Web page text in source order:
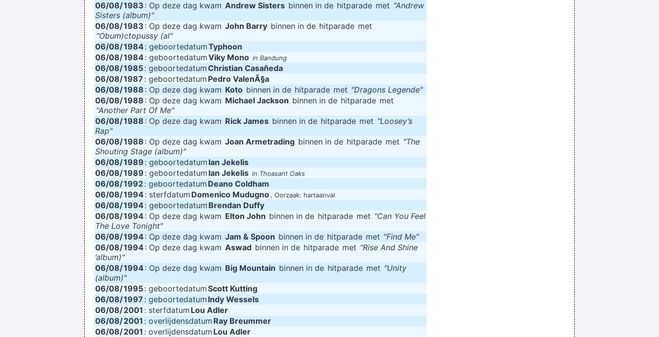
06/08/1983 : Op deze dag kwam Andrew Sisters binnen in de hitparade met "Andrew
Sisters (album)"
06/08/1983 : Op deze dag kwam John Barry binnen in de hitparade met
"Obum)ctopussy (al"
06/08/1984 : geboortedatumTyphoon
06/08/1984: geboortedatumViky Mono in Bandung
06/08/1985: geboortedatumChristian Casañeda
06/08/1987 : geboortedatum Pedro ValenÃ§a
06/08/1988 : Op deze dag kwam Koto binnen in de hitparade met "Dragons Legende"
06/08/1988 : Op deze dag kwam Michael Jackson binnen in de hitparade met
"Another Part Of Me"
06/08/1988 : Op deze dag kwam Rick James binnen in de hitparade met "Loosey’s
Rap"
06/08/1988 : Op deze dag kwam Joan Armetrading binnen in de hitparade met "The
Shouting Stage (album)"
06/08/1989 : geboortedatum Ian Jekelis
06/08/1989 : geboortedatum Ian Jekelis in Thoasant Oaks
06/08/1992: geboortedatum Deano Coldham
06/08/1994: sterfdatum Domenico Mudugno. Oorzaak: hartaanval
06/08/1994 : geboortedatum Brendan Duffy
06/08/1994: Op deze dag kwam Elton John binnen in de hitparade met "Can You Feel
The Love Tonight"
06/08/1994 : Op deze dag kwam Jam & Spoon binnen in de hitparade met "Find Me"
06/08/1994: Op deze dag kwam Aswad binnen in de hitparade met "Rise And Shine
’album)"
06/08/1994 : Op deze dag kwam Big Mountain binnen in de hitparade met "Unity
(album)"
06/08/1995: geboortedatumScott Kutting
06/08/1997 : geboortedatum Indy Wessels
06/08/2001 : sterfdatum Lou Adler
06/08/2001 : overlijdensdatum Ray Breummer
06/08/2001 : overlijdensdatum Lou Adler